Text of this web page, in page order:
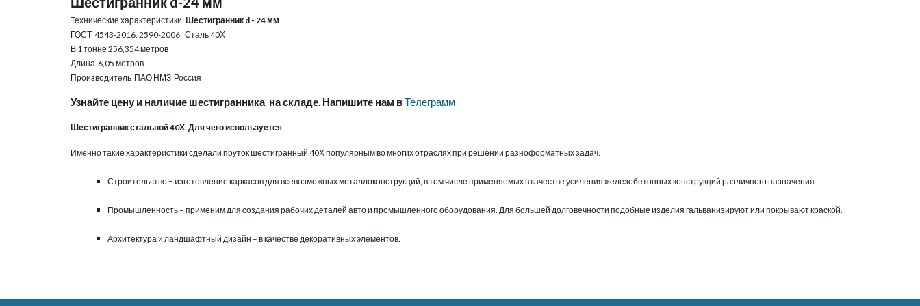
Технические характеристики: Шестигранник d - 24 мм
ГОСТ  4543-2016, 2590-2006;  Сталь 40Х
В 1 тонне 256,354 метров
Длина  6,05 метров
Производитель  ПАО НМЗ  Россия
Узнайте цену и наличие шестигранника  на складе. Напишите нам вТелеграмм
Шестигранник стальной 40Х. Для чего используется
Именно такие характеристики сделали пруток шестигранный 40Х популярным во многих отраслях при решении разноформатных задач:
Строительство − изготовление каркасов для всевозможных металлоконструкций, в том числе применяемых в качестве усиления железобетонных конструкций различного назначения.
Промышленность – применим для создания рабочих деталей авто и промышленного оборудования. Для большей долговечности подобные изделия гальванизируют или покрывают краской.
Архитектура и ландшафтный дизайн – в качестве декоративных элементов.